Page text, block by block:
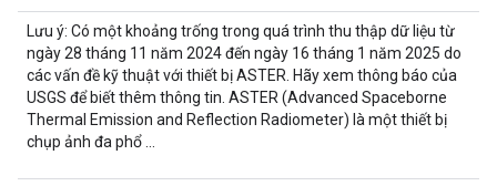
Lưu ý: Có một khoảng trống trong quá trình thu thập dữ liệu từ
ngày 28 tháng 11 năm 2024 đến ngày 16 tháng 1 năm 2025 do
các vấn đề kỹ thuật với thiết bị ASTER. Hãy xem thông báo của
USGS để biết thêm thông tin. ASTER (Advanced Spaceborne
Thermal Emission and Reflection Radiometer) là một thiết bị
chụp ảnh đa phổ …